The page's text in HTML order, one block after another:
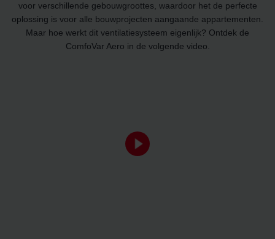
voor verschillende gebouwgroottes, waardoor het de perfecte
oplossing is voor alle bouwprojecten aangaande appartementen.
Maar hoe werkt dit ventilatiesysteem eigenlijk? Ontdek de
ComfoVar Aero in de volgende video.